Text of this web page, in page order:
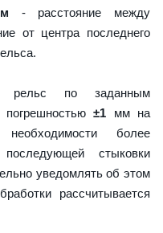
- расстояние между
от центра последнего
рельс по заданным
погрешностью ±1 мм на
более
стыковки
уведомлять об этом
рассчитывается